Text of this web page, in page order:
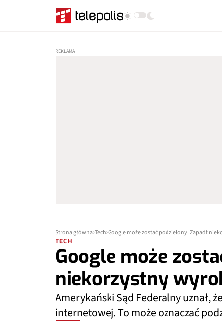
Strona główna Tech Google może zostać podzielony. Zapadł
TECH
Google może
niekorzystny
Amerykański Sąd Federalny uznał,
internetowej. To może oznaczać